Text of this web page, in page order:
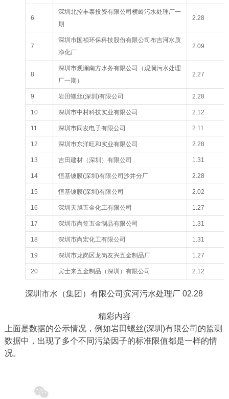
6
深圳北控丰泰投资有限公司横岭污水处理厂一
期
2.28
7
深圳市国祯环保科技股份有限公司布吉河水质
净化厂
2.09
8
深圳市观澜南方水务有限公司（观澜污水处理
厂一期）
2.27
9 岩田螺丝(深圳)有限公司 2.28
10 深圳市中村科技实业有限公司 2.12
11 深圳市同发电子有限公司 2.11
12 深圳市东洋旺和实业有限公司 2.28
13 吉田建材（深圳）有限公司 1.31
14 恒基镀膜(深圳)有限公司沙井分厂 2.28
15 恒基镀膜(深圳)有限公司 2.02
16 深圳天旭五金化工有限公司 1.27
17 深圳市尚笠五金制品有限公司 1.31
18 深圳市尚宏化工有限公司 1.31
19 深圳市龙岗区龙岗友兴五金制品厂 1.27
20 宾士来五金制品（深圳）有限公司 2.12
深圳市水（集团）有限公司滨河污水处理厂 02.28
精彩内容
上面是数据的公示情况，例如岩田螺丝(深圳)有限公司的监测
数据中，出现了多个不同污染因子的标准限值都是一样的情
况。